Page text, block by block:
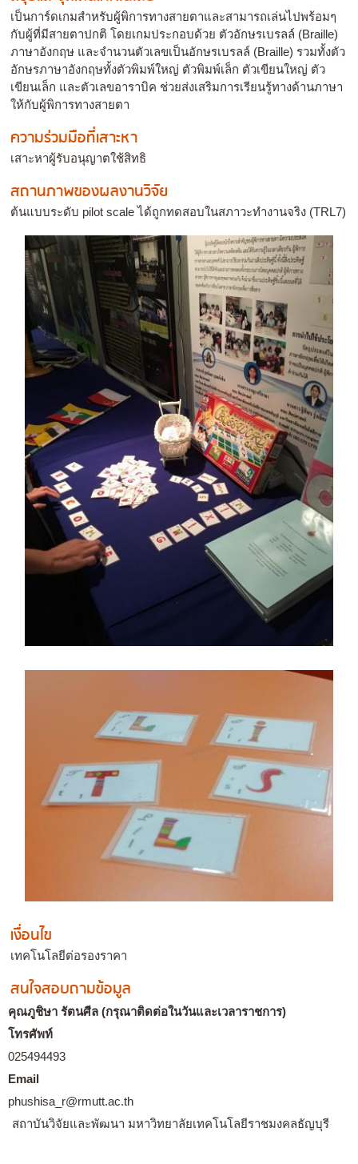
เป็นการ์ดเกมสำหรับผู้พิการทางสายตาและสามารถเล่นไปพร้อมๆ
กับผู้ที่มีสายตาปกติ โดยเกมประกอบด้วย ตัวอักษรเบรลล์ (Braille)
ภาษาอังกฤษ และจำนวนตัวเลขเป็นอักษรเบรลล์ (Braille) รวมทั้งตัว
อักษรภาษาอังกฤษทั้งตัวพิมพ์ใหญ่ ตัวพิมพ์เล็ก ตัวเขียนใหญ่ ตัว
เขียนเล็ก และตัวเลขอาราบิค ช่วยส่งเสริมการเรียนรู้ทางด้านภาษา
ให้กับผู้พิการทางสายตา
ความร่วมมือที่เสาะหา
เสาะหาผู้รับอนุญาตใช้สิทธิ
สถานภาพของผลงานวิจัย
ต้นแบบระดับ pilot scale ได้ถูกทดสอบในสภาวะทำงานจริง (TRL7)
เงื่อนไข
เทคโนโลยีต่อรองราคา
สนใจสอบถามข้อมูล
คุณภูชิษา รัตนศีล (กรุณาติดต่อในวันและเวลาราชการ)
โทรศัพท์
025494493
Email
phushisa_r@rmutt.ac.th
สถาบันวิจัยและพัฒนา มหาวิทยาลัยเทคโนโลยีราชมงคลธัญบุรี